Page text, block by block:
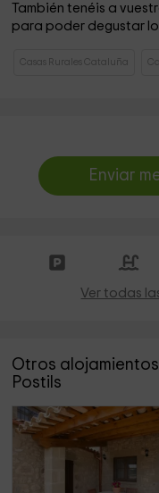
También tenéis a
para poder degustar
Casas Rurales Cataluña
Enviar
Ver todas
Otros
Postils